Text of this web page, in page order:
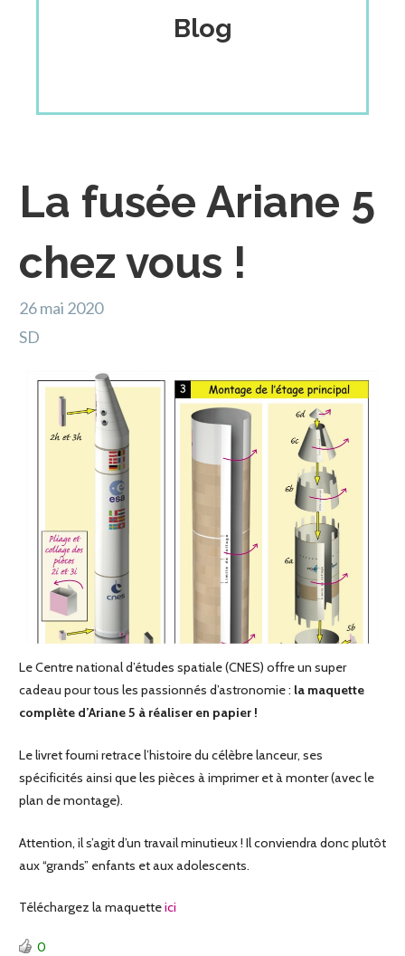
Blog
La fusée Ariane 5
chez vous !
26 mai 2020
SD
Le Centre national d’études spatiale (CNES) offre un super
cadeau pour tous les passionnés d’astronomie : la maquette
complète d’Ariane 5 à réaliser en papier !
Le livret fourni retrace l’histoire du célèbre lanceur, ses
spécificités ainsi que les pièces à imprimer et à monter (avec le
plan de montage).
Attention, il s’agit d’un travail minutieux ! Il conviendra donc plutôt
aux “grands” enfants et aux adolescents.
Téléchargez la maquetteici
0